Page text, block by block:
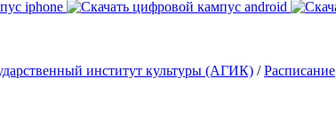
институт культуры (АГИК) /Расписание